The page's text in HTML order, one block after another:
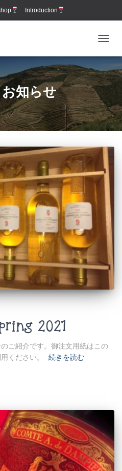
Introduction
知らせ
2021
ご紹介です。御注文用紙はこの
ください。
続きを読む